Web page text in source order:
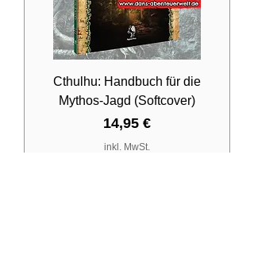
Cthulhu: Handbuch für die
Mythos-Jagd (Softcover)
Preis
14,95 €
inkl. MwSt.